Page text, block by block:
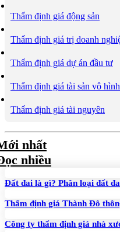
Thẩm định giá động sản
Thẩm định giá trị doanh
Thẩm định giá dự án đầu tư
Thẩm định giá tài sản vô hình
Thẩm định giá tài nguyên
nhất
nhiều
Đất đai là gì? Phân loại đất
Thẩm định giá Thành Đô
Công ty thẩm định giá nhà